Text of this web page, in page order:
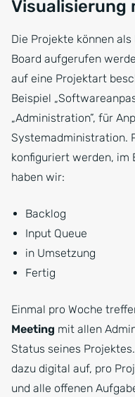
Visualisierung
Die Projekte können
Board aufgerufen
auf eine Projektart
Beispiel
„Administration”, für
Systemadministration.
konfiguriert werden, im
haben wir:
Backlog
Input Queue
in Umsetzung
Fertig
Einmal pro Woche
Meeting mit allen
Status seines
dazu digital auf, pro
und alle offenen